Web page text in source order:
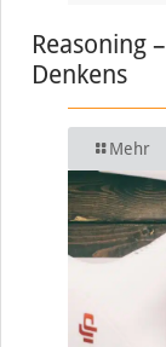
Reasoning
Denkens
Mehr